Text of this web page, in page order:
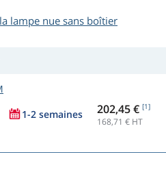
lampe nue sans boîtier
1-2 semaines 202,45 € [1]
168,71 € HT